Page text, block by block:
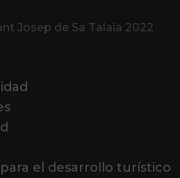
Josep de Sa Talaia 2022
el desarrollo turístico